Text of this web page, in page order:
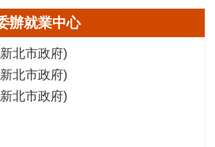
辦就業中心
北市政府)
北市政府)
北市政府)